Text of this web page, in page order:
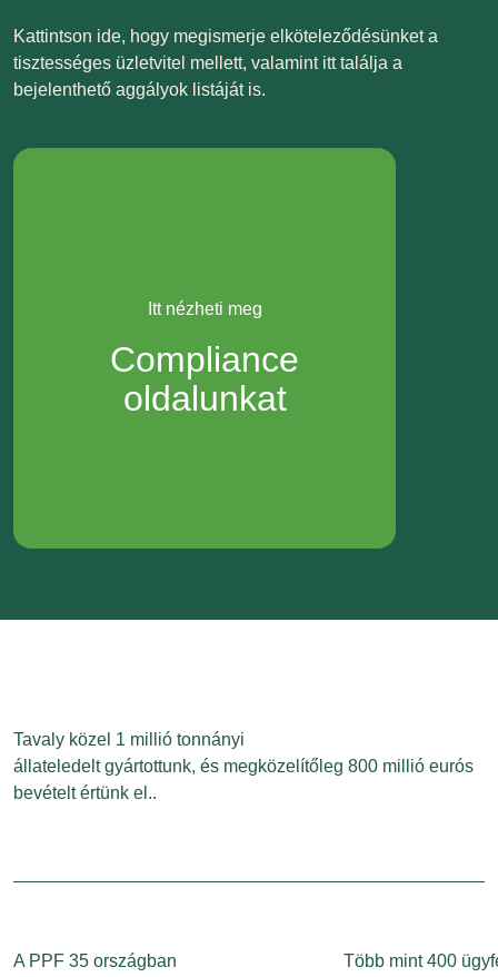
Kattintson ide, hogy megismerje elköteleződésünket a
tisztességes üzletvitel mellett, valamint itt találja a
bejelenthető aggályok listáját is.
Itt nézheti meg
Compliance
oldalunkat
Tavaly közel 1 millió tonnányi
állateledelt gyártottunk, és megközelítőleg 800 millió eurós
bevételt értünk el..
A PPF 35 országban
Több mint 400